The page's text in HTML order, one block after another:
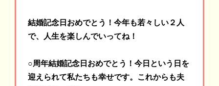
結婚記念日おめでとう！ 今年も若々しい２人
で、人生を楽しんでいってね！
○周年結婚記念日おめでとう！ 今日という日を
迎えられて私たちも幸せです。これからも夫